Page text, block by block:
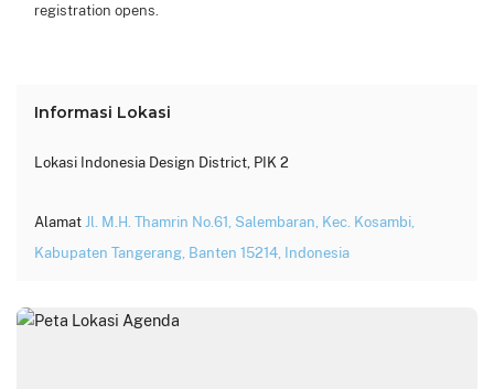
registration opens.
Informasi Lokasi
Lokasi Indonesia Design District, PIK 2
Alamat Jl. M.H. Thamrin No.61, Salembaran, Kec. Kosambi,
Kabupaten Tangerang, Banten 15214, Indonesia